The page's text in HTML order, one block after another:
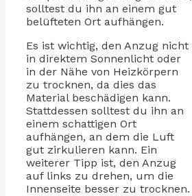
solltest du ihn an einem gut
belüfteten Ort aufhängen.
Es ist wichtig, den Anzug nicht
in direktem Sonnenlicht oder
in der Nähe von Heizkörpern
zu trocknen, da dies das
Material beschädigen kann.
Stattdessen solltest du ihn an
einem schattigen Ort
aufhängen, an dem die Luft
gut zirkulieren kann. Ein
weiterer Tipp ist, den Anzug
auf links zu drehen, um die
Innenseite besser zu trocknen.